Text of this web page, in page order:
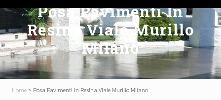
srl
Posa Pavimenti In
Resina Viale Murillo
Milano
Home > Posa Pavimenti In Resina Viale Murillo Milano